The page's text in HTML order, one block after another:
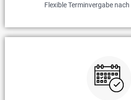
Flexible Terminvergabe